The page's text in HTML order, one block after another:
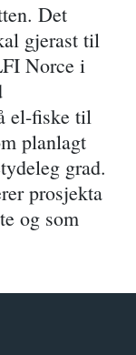
Det
gjerast til
Norce i
el-fiske til
planlagt
grad.
prosjekta
og som